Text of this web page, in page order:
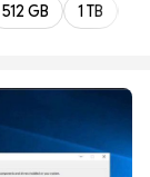
512 GB 1 TB